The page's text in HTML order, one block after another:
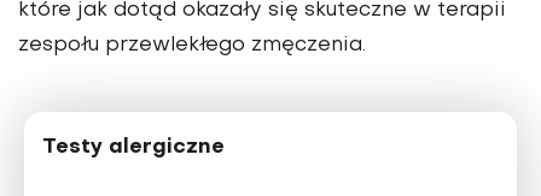
które jak dotąd okazały się skuteczne w terapii
zespołu przewlekłego zmęczenia.
Testy alergiczne